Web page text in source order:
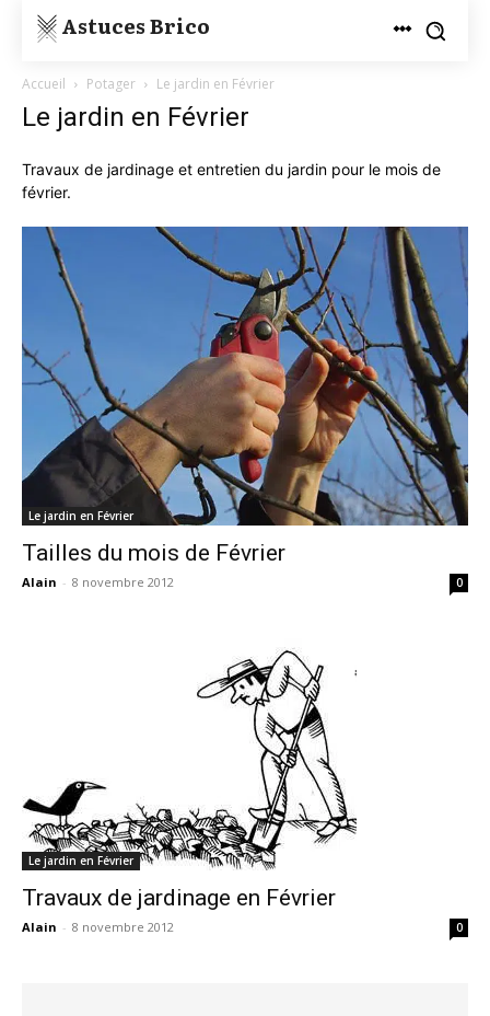
Astuces Brico
Accueil Potager Le jardin en Février
Le jardin en Février
Travaux de jardinage et entretien du jardin pour le mois de
février.
Le jardin en Février
Tailles du mois de Février
Alain - 8 novembre 2012 0
Le jardin en Février
Travaux de jardinage en Février
Alain - 8 novembre 2012 0